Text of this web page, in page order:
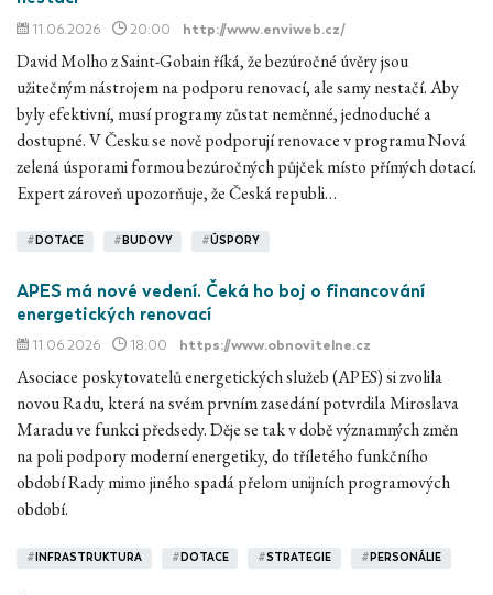
11.06.2026 20:00 http://www.enviweb.cz/
David Molho z Saint-Gobain říká, že bezúročné úvěry jsou
užitečným nástrojem na podporu renovací, ale samy nestačí. Aby
byly efektivní, musí programy zůstat neměnné, jednoduché a
dostupné. V Česku se nově podporují renovace v programu Nová
zelená úsporami formou bezúročných půjček místo přímých dotací.
Expert zároveň upozorňuje, že Česká republi…
# DOTACE # BUDOVY #ÚSPORY
APES má nové vedení. Čeká ho boj o financování
energetických renovací
11.06.2026 18:00 https://www.obnovitelne.cz
Asociace poskytovatelů energetických služeb (APES) si zvolila
novou Radu, která na svém prvním zasedání potvrdila Miroslava
Maradu ve funkci předsedy. Děje se tak v době významných změn
na poli podpory moderní energetiky, do tříletého funkčního
období Rady mimo jiného spadá přelom unijních programových
období.
# INFRASTRUKTURA # DOTACE #STRATEGIE # PERSONÁLIE